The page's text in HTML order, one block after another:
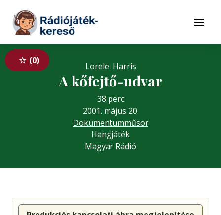
Tovább a tartalomhoz
Menü
0
Lorelei Harris
A kőfejtő-udvar
38 perc
2001. május 20.
Dokumentumműsor
Hangjáték
Magyar Rádió